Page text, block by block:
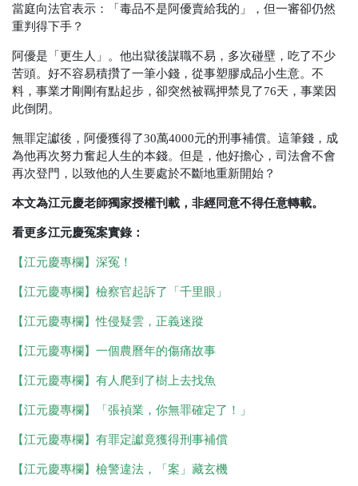
當庭向法官表示：「毒品不是阿優賣給我的」，但一審卻仍然
重判得下手？
阿優是「更生人」。他出獄後謀職不易，多次碰壁，吃了不少
苦頭。好不容易積攢了一筆小錢，從事塑膠成品小生意。不
料，事業才剛剛有點起步，卻突然被羈押禁見了76天，事業因
此倒閉。
無罪定讞後，阿優獲得了30萬4000元的刑事補償。這筆錢，成
為他再次努力奮起人生的本錢。但是，他好擔心，司法會不會
再次登門，以致他的人生要處於不斷地重新開始？
本文為江元慶老師獨家授權刊載，非經同意不得任意轉載。
看更多江元慶冤案實錄：
【江元慶專欄】深冤！
【江元慶專欄】檢察官起訴了「千里眼」
【江元慶專欄】性侵疑雲，正義迷蹤
【江元慶專欄】一個農曆年的傷痛故事
【江元慶專欄】有人爬到了樹上去找魚
【江元慶專欄】「張禎業，你無罪確定了！」
【江元慶專欄】有罪定讞竟獲得刑事補償
【江元慶專欄】檢警違法，「案」藏玄機